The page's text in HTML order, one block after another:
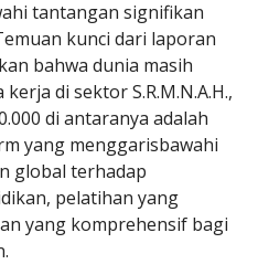
tantangan signifikan
kunci dari laporan
bahwa dunia masih
di sektor S.R.M.N.A.H.,
di antaranya adalah
yang menggarisbawahi
global terhadap
pelatihan yang
yang komprehensif bagi